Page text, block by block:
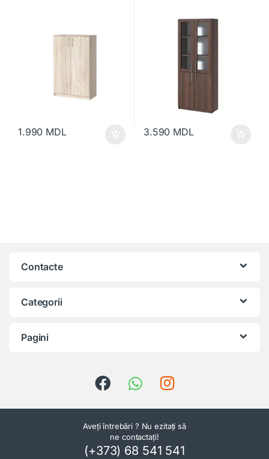
1.990 MDL 3.590 MDL
Contacte
Categorii
Pagini
Aveți întrebări ? Nu ezitați să
ne contactați!
(+373) 68 541 541